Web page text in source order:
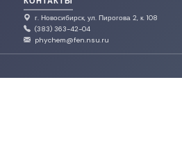
г. Новосибирск, ул. Пирогова 2, к. 108
(383) 363-42-04
phychem@fen.nsu.ru